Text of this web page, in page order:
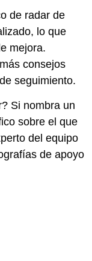
de radar de
lo que
mejora.
consejos
seguimiento.
Si nombra un
sobre el que
del equipo
de apoyo